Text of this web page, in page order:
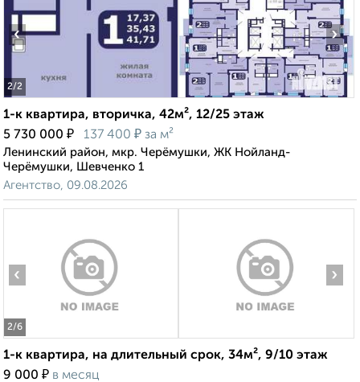
2/2
‹ ›
1-к квартира, вторичка, 42м², 12/25 этаж
5 730 000 ₽ 137 400 ₽ за м²
Ленинский район, мкр. Черёмушки, ЖК Нойланд-
Черёмушки, Шевченко 1
Агентство, 09.08.2026
2/6
‹ ›
1-к квартира, на длительный срок, 34м², 9/10 этаж
9 000 ₽ в месяц